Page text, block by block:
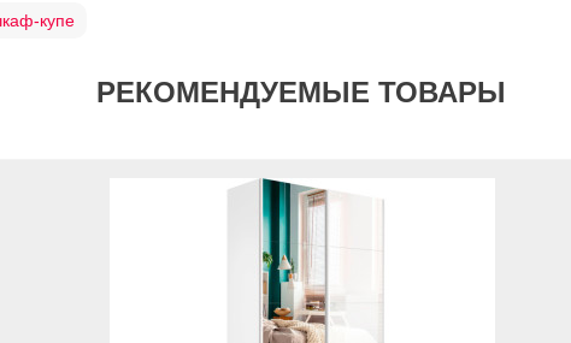
купе
РЕКОМЕНДУЕМЫЕ ТОВАРЫ